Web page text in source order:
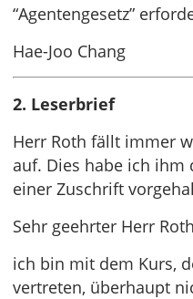
“Agentengesetz”
Hae-Joo Chang
2. Leserbrief
Herr Roth fällt immer
auf. Dies habe ich ihm
einer Zuschrift
Sehr geehrter Herr
ich bin mit dem Kurs,
vertreten, überhaupt